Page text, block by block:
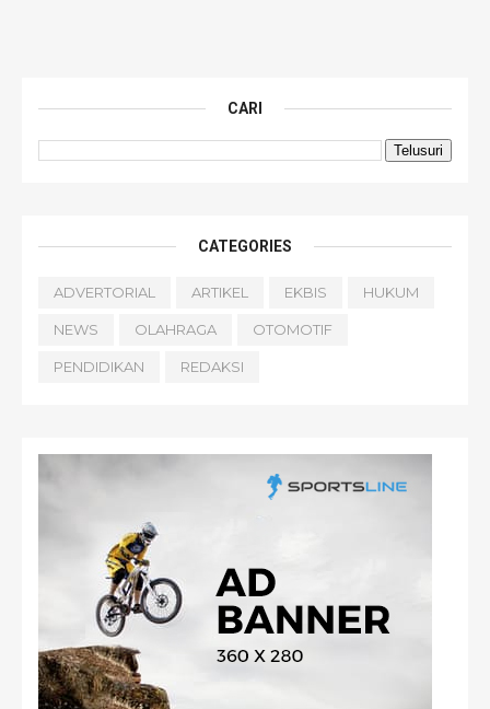
CARI
CATEGORIES
ADVERTORIAL ARTIKEL EKBIS HUKUM
NEWS OLAHRAGA OTOMOTIF
PENDIDIKAN REDAKSI